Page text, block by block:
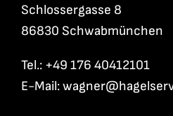
Schlossergasse 8
86830 Schwabmünchen
Tel.: +49 176 40412101
E-Mail: